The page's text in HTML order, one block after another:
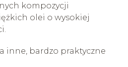
kompozycji
olei o wysokiej
inne, bardzo praktyczne